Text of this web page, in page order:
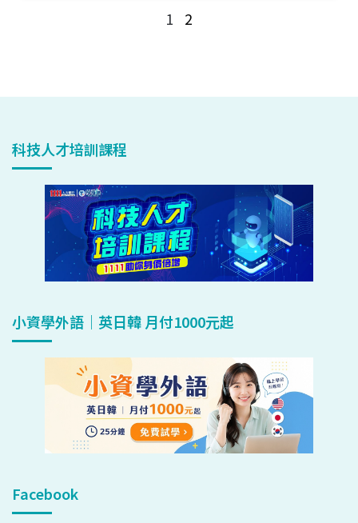
1 2
科技人才培訓課程
小資學外語｜英日韓 月付1000元起
Facebook